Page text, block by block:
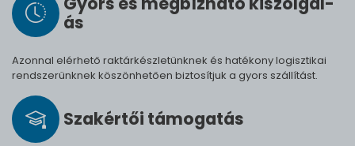
ás
Azonnal elérhető raktárkészletünknek és hatékony logisztikai
rendszerünknek köszönhetően biztosítjuk a gyors szállítást.
Szak­értői tá­mo­ga­tás